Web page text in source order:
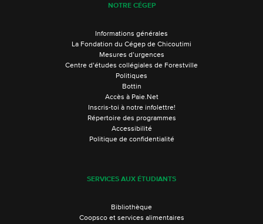
NOTRE CÉGEP
Informations générales
La Fondation du Cégep de Chicoutimi
Mesures d’urgences
Centre d’études collégiales de Forestville
Politiques
Bottin
Accès à Paie.Net
Inscris-toi à notre infolettre!
Répertoire des programmes
Accessibilité
Politique de confidentialité
SERVICES AUX ÉTUDIANTS
Bibliothèque
Coopsco et services alimentaires